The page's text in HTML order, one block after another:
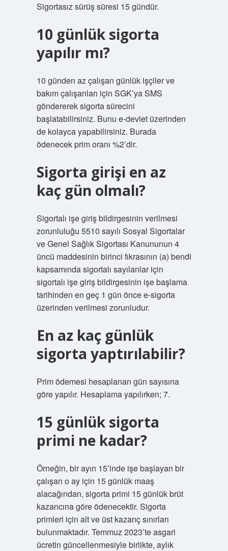
Sigortasız sürüş süresi 15 gündür.
10 günlük sigorta
yapılır mı?
10 günden az çalışan günlük işçiler ve
bakım çalışanları için SGK’ya SMS
göndererek sigorta sürecini
başlatabilirsiniz. Bunu e-devlet üzerinden
de kolayca yapabilirsiniz. Burada
ödenecek prim oranı %2’dir.
Sigorta girişi en az
kaç gün olmalı?
Sigortalı işe giriş bildirgesinin verilmesi
zorunluluğu 5510 sayılı Sosyal Sigortalar
ve Genel Sağlık Sigortası Kanununun 4
üncü maddesinin birinci fıkrasının (a) bendi
kapsamında sigortalı sayılanlar için
sigortalı işe giriş bildirgesinin işe başlama
tarihinden en geç 1 gün önce e-sigorta
üzerinden verilmesi zorunludur.
En az kaç günlük
sigorta yaptırılabilir?
Prim ödemesi hesaplanan gün sayısına
göre yapılır. Hesaplama yapılırken; 7.
15 günlük sigorta
primi ne kadar?
Örneğin, bir ayın 15’inde işe başlayan bir
çalışan o ay için 15 günlük maaş
alacağından, sigorta primi 15 günlük brüt
kazancına göre ödenecektir. Sigorta
primleri için alt ve üst kazanç sınırları
bulunmaktadır. Temmuz 2023’te asgari
ücretin güncellenmesiyle birlikte, aylık